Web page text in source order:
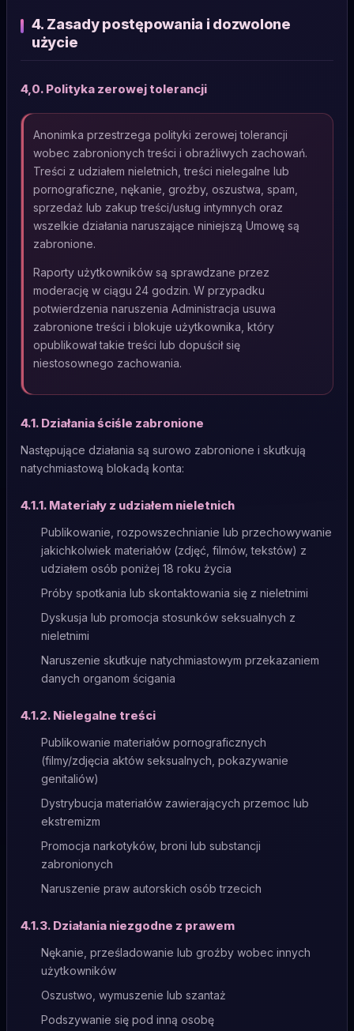
4. Zasady postępowania i dozwolone
użycie
4,0. Polityka zerowej tolerancji
Anonimka przestrzega polityki zerowej tolerancji
wobec zabronionych treści i obraźliwych zachowań.
Treści z udziałem nieletnich, treści nielegalne lub
pornograficzne, nękanie, groźby, oszustwa, spam,
sprzedaż lub zakup treści/usług intymnych oraz
wszelkie działania naruszające niniejszą Umowę są
zabronione.
Raporty użytkowników są sprawdzane przez
moderację w ciągu 24 godzin. W przypadku
potwierdzenia naruszenia Administracja usuwa
zabronione treści i blokuje użytkownika, który
opublikował takie treści lub dopuścił się
niestosownego zachowania.
4.1. Działania ściśle zabronione
Następujące działania są surowo zabronione i skutkują
natychmiastową blokadą konta:
4.1.1. Materiały z udziałem nieletnich
Publikowanie, rozpowszechnianie lub przechowywanie
jakichkolwiek materiałów (zdjęć, filmów, tekstów) z
udziałem osób poniżej 18 roku życia
Próby spotkania lub skontaktowania się z nieletnimi
Dyskusja lub promocja stosunków seksualnych z
nieletnimi
Naruszenie skutkuje natychmiastowym przekazaniem
danych organom ścigania
4.1.2. Nielegalne treści
Publikowanie materiałów pornograficznych
(filmy/zdjęcia aktów seksualnych, pokazywanie
genitaliów)
Dystrybucja materiałów zawierających przemoc lub
ekstremizm
Promocja narkotyków, broni lub substancji
zabronionych
Naruszenie praw autorskich osób trzecich
4.1.3. Działania niezgodne z prawem
Nękanie, prześladowanie lub groźby wobec innych
użytkowników
Oszustwo, wymuszenie lub szantaż
Podszywanie się pod inną osobę